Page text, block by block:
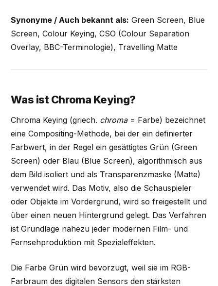
Synonyme / Auch bekannt als: Green Screen, Blue
Screen, Colour Keying, CSO (Colour Separation
Overlay, BBC-Terminologie), Travelling Matte
Was ist Chroma Keying?
Chroma Keying (griech. chroma= Farbe) bezeichnet
eine Compositing-Methode, bei der ein definierter
Farbwert, in der Regel ein gesättigtes Grün (Green
Screen) oder Blau (Blue Screen), algorithmisch aus
dem Bild isoliert und als Transparenzmaske (Matte)
verwendet wird. Das Motiv, also die Schauspieler
oder Objekte im Vordergrund, wird so freigestellt und
über einen neuen Hintergrund gelegt. Das Verfahren
ist Grundlage nahezu jeder modernen Film- und
Fernsehproduktion mit Spezialeffekten.
Die Farbe Grün wird bevorzugt, weil sie im RGB-
Farbraum des digitalen Sensors den stärksten